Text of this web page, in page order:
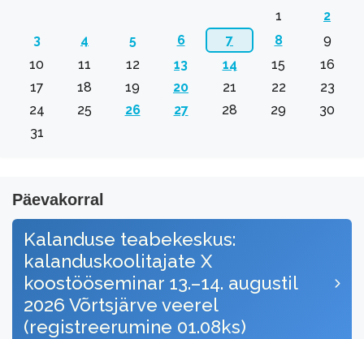
1
2
3
4 5 6 7 8
9
10
11 12 13 14 15
16
17
18 19 20 21 22
23
24
25 26 27 28 29
30
31
Päevakorral
Kalanduse teabekeskus:
kalanduskoolitajate X
koostööseminar 13.–14. augustil
2026 Võrtsjärve veerel
(registreerumine 01.08ks)